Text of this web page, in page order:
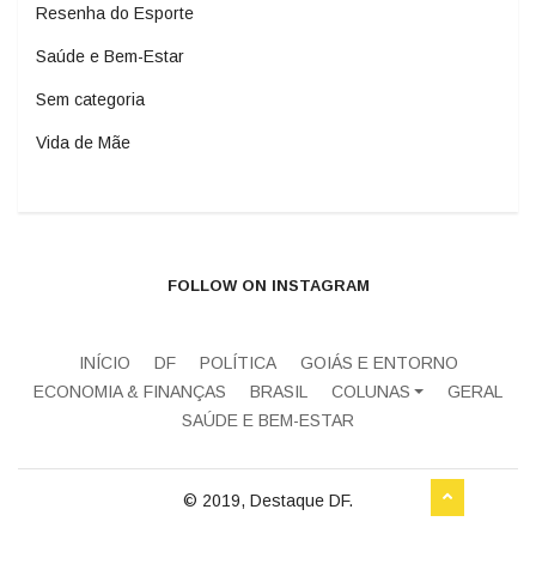
Resenha do Esporte
Saúde e Bem-Estar
Sem categoria
Vida de Mãe
FOLLOW ON INSTAGRAM
INÍCIO DF POLÍTICA
GOIÁS E ENTORNO
ECONOMIA & FINANÇAS
BRASIL COLUNAS
GERAL
SAÚDE E BEM-ESTAR
© 2019, Destaque DF.